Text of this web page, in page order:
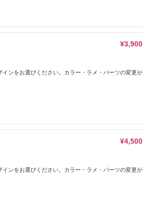
¥3,900
ンをお選びください。カラー・ラメ・パーツの変更が
¥4,500
ンをお選びください。カラー・ラメ・パーツの変更が